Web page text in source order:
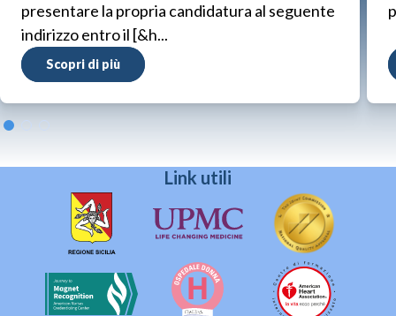
presentare la propria candidatura al seguente
indirizzo entro il [&h...
Scopri di più
Link utili